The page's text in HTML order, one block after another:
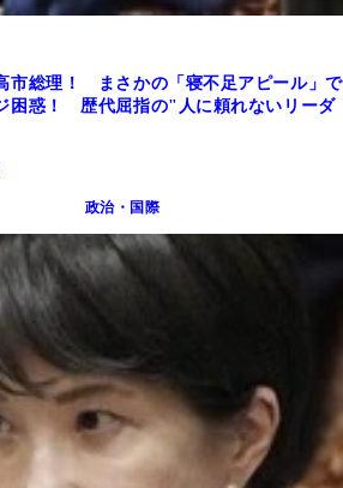
市総理！ まさかの「寝不足アピール」で
困惑！ 歴代屈指の"人に頼れないリーダ
政治・国際